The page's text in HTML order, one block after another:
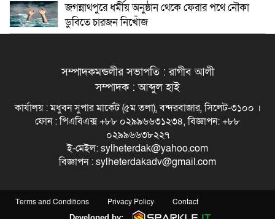
জগন্নাথপুরে ধর্মীয় অনুষ্ঠান থেকে ফেরার পথে নৌকা
ডুবিতে চারজন নিখোঁজ
সম্পাদকমন্ডলীর সভাপতি : রাগীব আলী
সম্পাদক : আব্দুল হাই
কার্যালয় : মধুবন সুপার মার্কেট (৫ম তলা), বন্দরবাজার, সিলেট-৩১০০ ।
ফোন : পিএবিএক্স +৮৮ ০২৯৯৬৬৩১২৩৪, বিজ্ঞাপন: +৮৮
০২৯৯৬৬৩৮২২৭
ই-মেইল: sylheterdak@yahoo.com
বিজ্ঞাপন : sylheterdakadv@gmail.com
Terms and Conditions Privacy Policy Contact